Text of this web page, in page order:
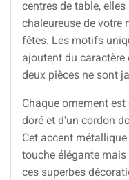
centres de table,
chaleureuse de votre
fêtes. Les motifs
ajoutent du
deux pièces ne sont
Chaque ornement
doré et d'un cordon
Cet accent
touche élégante
ces superbes